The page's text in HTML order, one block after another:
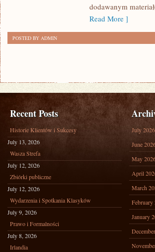
dodawanym
Read More ]
POSTED BY ADMIN
Recent Posts
Historie Klientów i Sukcesy
July 13, 2026
Wasza Strefa
July 12, 2026
Zbiórki publiczne
July 12, 2026
Wydarzenia i Spotkania Klasyków
July 9, 2026
Prawo i Formalności
July 8, 2026
Irlandia
July 2026
June
May
April
March
February
January